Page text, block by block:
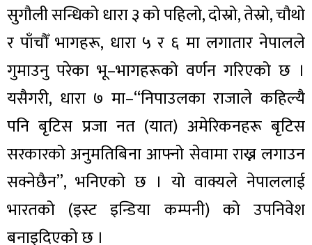
सुगौली सन्धिको धारा ३ को पहिलो, दोस्रो, तेस्रो, चौथो
र पाँचौँ भागहरू, धारा ५ र ६ मा लगातार नेपालले
गुमाउनु परेका भू–भागहरूको वर्णन गरिएको छ ।
यसैगरी, धारा ७ मा–“निपाउलका राजाले कहिल्यै
पनि बृटिस प्रजा नत (यात) अमेरिकनहरू बृटिस
सरकारको अनुमतिबिना आफ्नो सेवामा राख्न लगाउन
सक्नेछैन”, भनिएको छ । यो वाक्यले नेपाललाई
भारतको (इस्ट इन्डिया कम्पनी) को उपनिवेश
बनाइदिएको छ ।